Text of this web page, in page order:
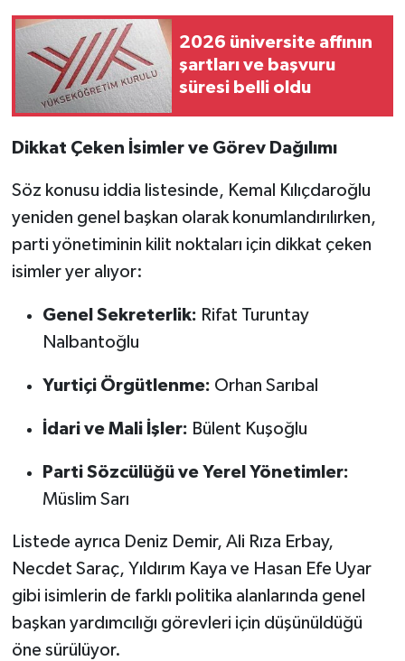
2026 üniversite affının
şartları ve başvuru
süresi belli oldu
Dikkat Çeken İsimler ve Görev Dağılımı
Söz konusu iddia listesinde, Kemal Kılıçdaroğlu
yeniden genel başkan olarak konumlandırılırken,
parti yönetiminin kilit noktaları için dikkat çeken
isimler yer alıyor:
Genel Sekreterlik: Rifat Turuntay
Nalbantoğlu
Yurtiçi Örgütlenme: Orhan Sarıbal
İdari ve Mali İşler: Bülent Kuşoğlu
Parti Sözcülüğü ve Yerel Yönetimler:
Müslim Sarı
Listede ayrıca Deniz Demir, Ali Rıza Erbay,
Necdet Saraç, Yıldırım Kaya ve Hasan Efe Uyar
gibi isimlerin de farklı politika alanlarında genel
başkan yardımcılığı görevleri için düşünüldüğü
öne sürülüyor.
Yaşam